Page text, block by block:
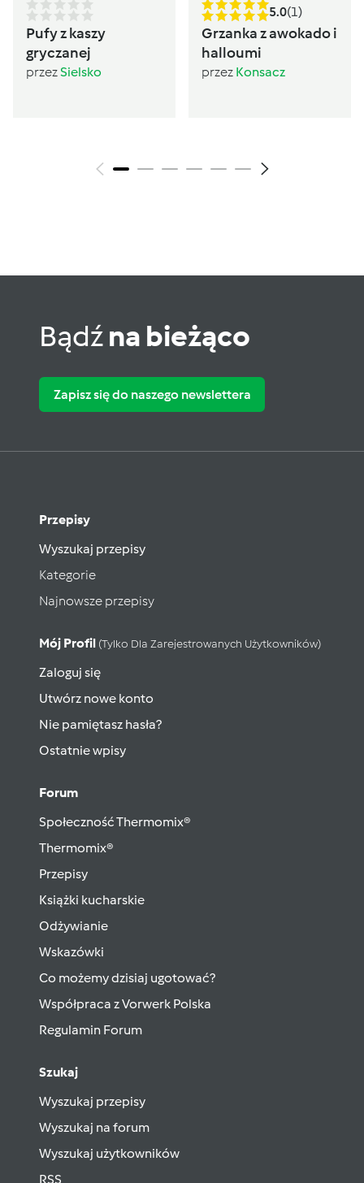
Pufy z kaszy
gryczanej
przezSielsko
5.0(1)
Grzanka z awokado i
halloumi
przez Konsacz
Bądźna bieżąco
Zapisz się do naszego newslettera
Przepisy
Wyszukaj przepisy
Kategorie
Najnowsze przepisy
Mój Profil (tylko Dla Zarejestrowanych Użytkowników)
Zaloguj się
Utwórz nowe konto
Nie pamiętasz hasła?
Ostatnie wpisy
Forum
Społeczność Thermomix®
Thermomix®
Przepisy
Książki kucharskie
Odżywianie
Wskazówki
Co możemy dzisiaj ugotować?
Współpraca z Vorwerk Polska
Regulamin Forum
Szukaj
Wyszukaj przepisy
Wyszukaj na forum
Wyszukaj użytkowników
RSS